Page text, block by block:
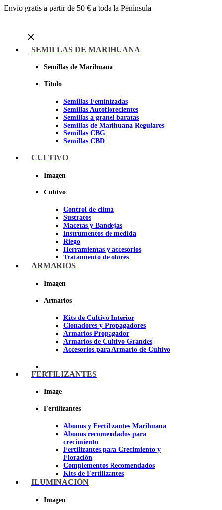
Envío gratis a partir de 50 € a toda la Península
SEMILLAS DE MARIHUANA
Semillas de Marihuana
Titulo
Semillas Feminizadas
Semillas Autoflorecientes
Semillas a granel baratas
Semillas de Marihuana Regulares
Semillas CBG
Semillas CBD
Sheer seeds
CULTIVO
Imagen
Cultivo
Control de clima
Sustratos
Macetas y Bandejas
Instrumentos de medida
Riego
Herramientas y accesorios
Tratamiento de olores
Insecticidas y fungicidas
Papel Reflectante para cultivo de
ARMARIOS
Imagen
Armarios
Kits de Cultivo Interior
Clonadores y Propagadores
Armarios Propagador
Armarios de Cultivo Grandes
Accesorios para Armario de Cultivo
FERTILIZANTES
Image
Fertilizantes
Abonos y Fertilizantes Marihuana
Abonos recomendados para
crecimiento
Fertilizantes para Crecimiento y
Floración
Complementos Recomendados
Kits de Fertilizantes
ILUMINACIÓN
Imagen